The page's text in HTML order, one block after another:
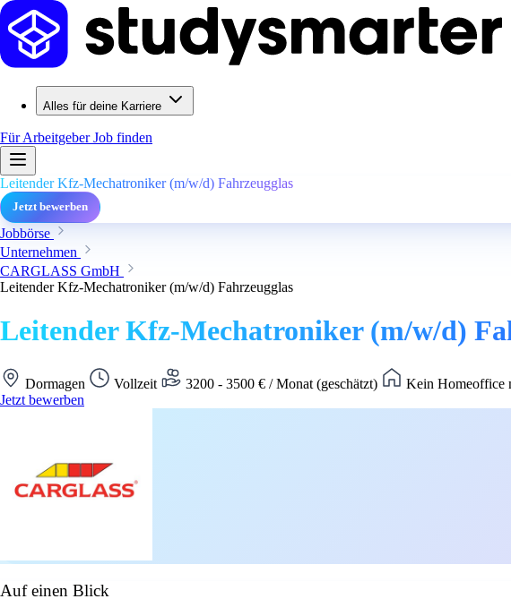
Alles für deine Karriere
Für ArbeitgeberJob finden
Leitender Kfz-Mechatroniker (m/w/d) Fahrzeugglas
Jetzt bewerben
Jobbörse
Unternehmen
CARGLASS GmbH
Leitender Kfz-Mechatroniker (m/w/d) Fahrzeugglas
Leitender Kfz-Mechatroniker (m/w/d)
Dormagen Vollzeit 3200 - 3500 € / Monat (geschätzt)
Kein Homeoffice
Jetzt bewerben
Auf einen Blick